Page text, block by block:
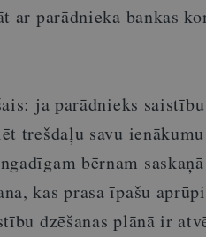
ar parādnieka bankas
ja parādnieks
trešdaļu savu
bērnam
kas prasa īpašu
dzēšanas plānā ir